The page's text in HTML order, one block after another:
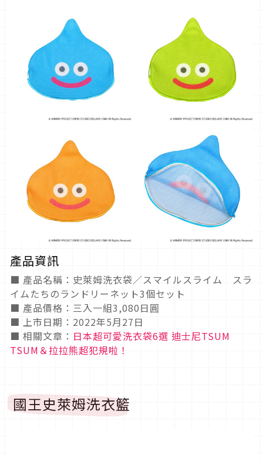
產品資訊
■ 產品名稱：史萊姆洗衣袋／スマイルスライム スラ
イムたちのランドリーネット3個セット
■ 產品價格：三入一組3,080日圓
■ 上市日期：2022年5月27日
■ 相關文章： 日本超可愛洗衣袋6選 迪士尼TSUM
TSUM＆拉拉熊超犯規啦！
國王史萊姆洗衣籃